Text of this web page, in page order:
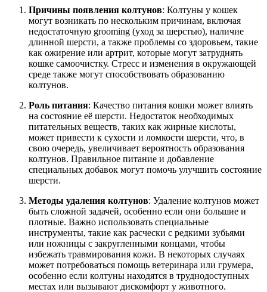
Причины появления колтунов: Колтуны у кошек
могут возникать по нескольким причинам, включая
недостаточную grooming (уход за шерстью), наличие
длинной шерсти, а также проблемы со здоровьем, такие
как ожирение или артрит, которые могут затруднять
кошке самоочистку. Стресс и изменения в окружающей
среде также могут способствовать образованию
колтунов.
Роль питания: Качество питания кошки может влиять
на состояние её шерсти. Недостаток необходимых
питательных веществ, таких как жирные кислоты,
может привести к сухости и ломкости шерсти, что, в
свою очередь, увеличивает вероятность образования
колтунов. Правильное питание и добавление
специальных добавок могут помочь улучшить состояние
шерсти.
Методы удаления колтунов: Удаление колтунов может
быть сложной задачей, особенно если они большие и
плотные. Важно использовать специальные
инструменты, такие как расчески с редкими зубьями
или ножницы с закругленными концами, чтобы
избежать травмирования кожи. В некоторых случаях
может потребоваться помощь ветеринара или грумера,
особенно если колтуны находятся в труднодоступных
местах или вызывают дискомфорт у животного.